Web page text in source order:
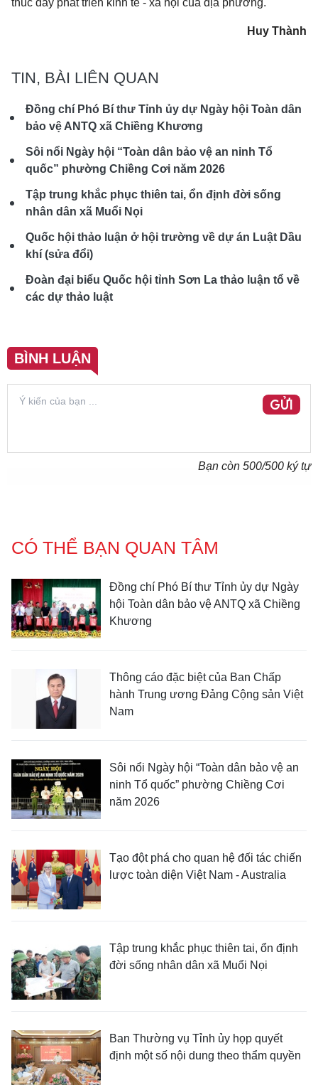
thúc đẩy phát triển kinh tế - xã hội của địa phương.
Huy Thành
TIN, BÀI LIÊN QUAN
Đồng chí Phó Bí thư Tỉnh ủy dự Ngày hội Toàn dân
bảo vệ ANTQ xã Chiềng Khương
Sôi nổi Ngày hội “Toàn dân bảo vệ an ninh Tổ
quốc” phường Chiềng Cơi năm 2026
Tập trung khắc phục thiên tai, ổn định đời sống
nhân dân xã Muổi Nọi
Quốc hội thảo luận ở hội trường về dự án Luật Dầu
khí (sửa đổi)
Đoàn đại biểu Quốc hội tỉnh Sơn La thảo luận tổ về
các dự thảo luật
BÌNH LUẬN
GỬI
Bạn còn 500/500 ký tự
CÓ THỂ BẠN QUAN TÂM
Đồng chí Phó Bí thư Tỉnh ủy dự Ngày
hội Toàn dân bảo vệ ANTQ xã Chiềng
Khương
Thông cáo đặc biệt của Ban Chấp
hành Trung ương Đảng Cộng sản Việt
Nam
Sôi nổi Ngày hội “Toàn dân bảo vệ an
ninh Tổ quốc” phường Chiềng Cơi
năm 2026
Tạo đột phá cho quan hệ đối tác chiến
lược toàn diện Việt Nam - Australia
Tập trung khắc phục thiên tai, ổn định
đời sống nhân dân xã Muổi Nọi
Ban Thường vụ Tỉnh ủy họp quyết
định một số nội dung theo thẩm quyền